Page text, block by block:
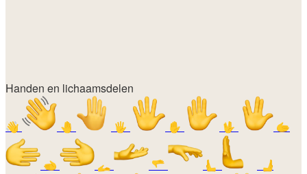
Handen en lichaamsdelen
👋 🤚 🖐️ ✋ 🖖 🫱
🫲 🫴 🫳 🫷 🫸